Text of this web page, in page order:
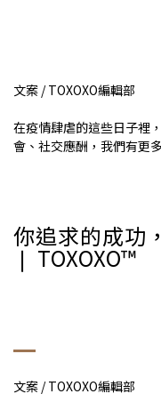
文案 / TOXOXO編輯部
在疫情肆虐的這些日子裡
會、社交應酬，我們有更
你追求的成功
❘ TOXOXO™
文案 / TOXOXO編輯部